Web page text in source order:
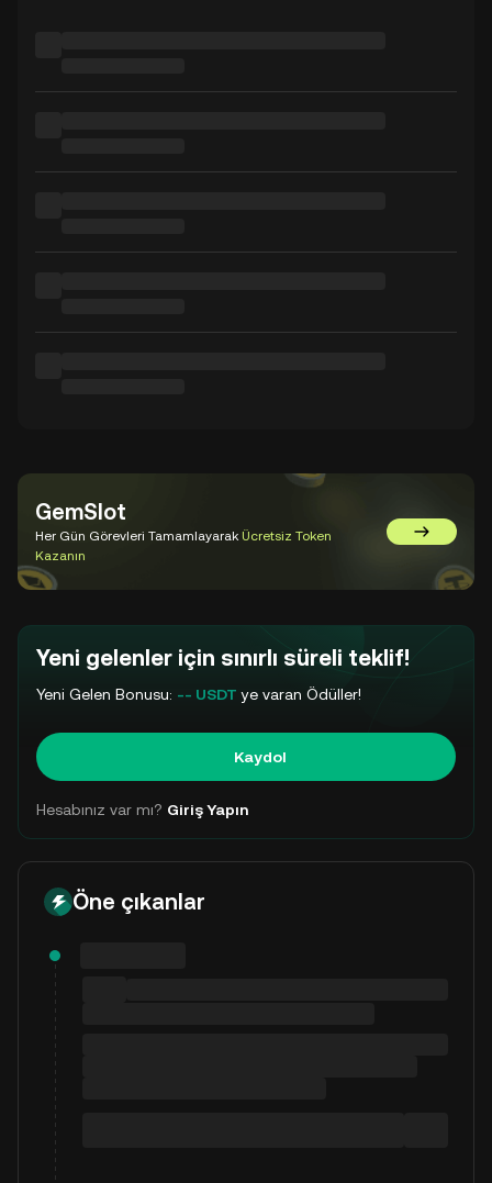
GemSlot
Her Gün Görevleri Tamamlayarak Ücretsiz Token
Kazanın
Yeni gelenler için sınırlı süreli teklif!
Yeni Gelen Bonusu: -- USDT ye varan Ödüller!
Kaydol
Hesabınız var mı? Giriş Yapın
Öne çıkanlar